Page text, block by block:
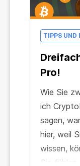
TIPPS UND
Pro!
Wie Sie
ich
sagen,
hier, weil
wissen,
Sie fühlen